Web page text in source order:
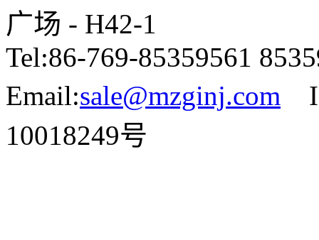
广场 - H42-1
Tel:86-769-85359561
Email:sale@mzginj.com
10018249号